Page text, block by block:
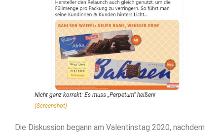
Nicht ganz korrekt: Es muss „Perpetum“ heißen!
(Screenshot)
Die Diskussion begann am Valentinstag 2020, nachdem